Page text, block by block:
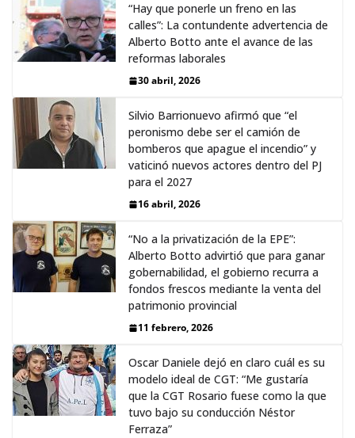
“Hay que ponerle un freno en las
calles”: La contundente advertencia de
Alberto Botto ante el avance de las
reformas laborales
30 abril, 2026
Silvio Barrionuevo afirmó que “el
peronismo debe ser el camión de
bomberos que apague el incendio” y
vaticinó nuevos actores dentro del PJ
para el 2027
16 abril, 2026
“No a la privatización de la EPE”:
Alberto Botto advirtió que para ganar
gobernabilidad, el gobierno recurra a
fondos frescos mediante la venta del
patrimonio provincial
11 febrero, 2026
Oscar Daniele dejó en claro cuál es su
modelo ideal de CGT: “Me gustaría
que la CGT Rosario fuese como la que
tuvo bajo su conducción Néstor
Ferraza”